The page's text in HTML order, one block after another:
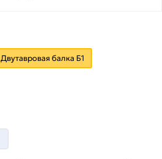
Двутавровая балка Б1